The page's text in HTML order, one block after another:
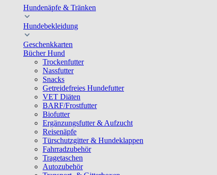
Hundenäpfe & Tränken
Hundebekleidung
Geschenkkarten
Bücher Hund
Trockenfutter
Nassfutter
Snacks
Getreidefreies Hundefutter
VET Diäten
BARF/Frostfutter
Biofutter
Ergänzungsfutter & Aufzucht
Reisenäpfe
Türschutzgitter & Hundeklappen
Fahrradzubehör
Tragetaschen
Autozubehör